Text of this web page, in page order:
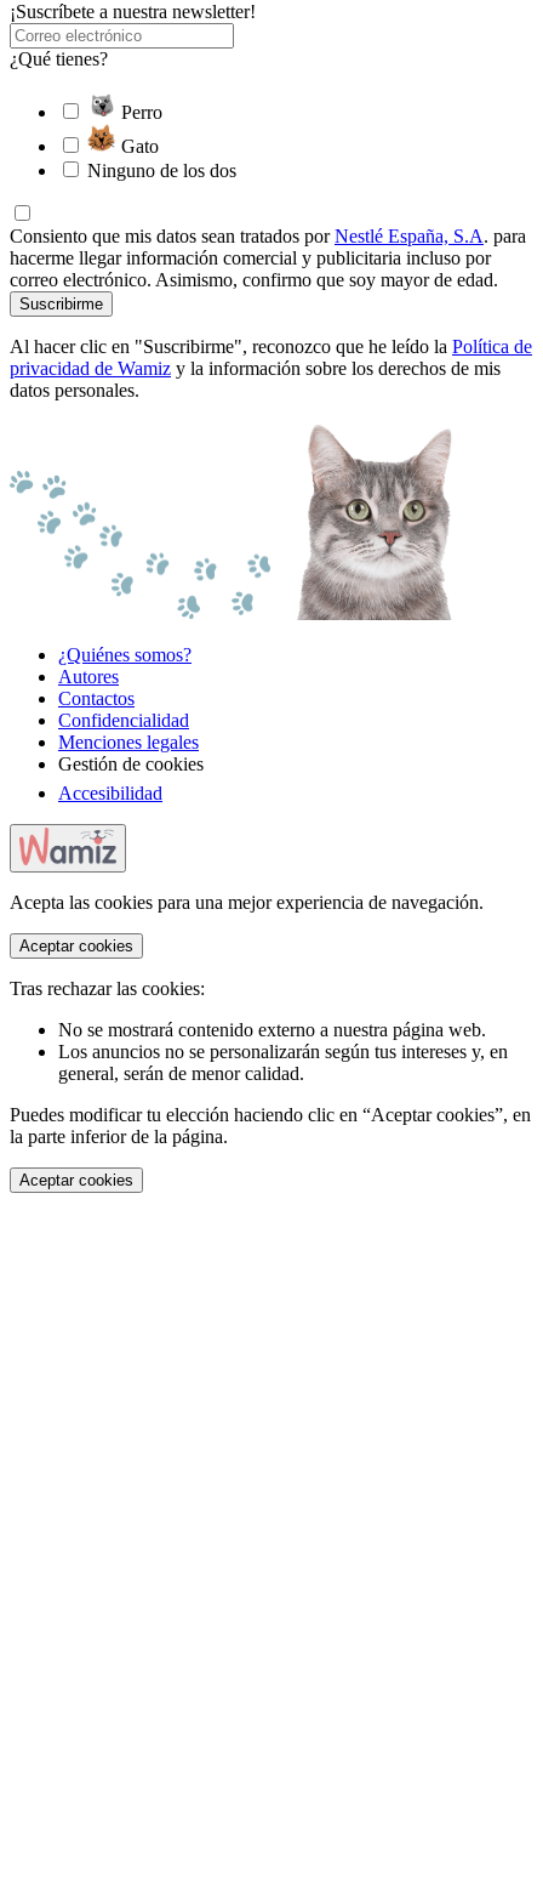
¡Suscríbete a nuestra newsletter!
¿Qué tienes?
Perro
Gato
Ninguno de los dos
Consiento que mis datos sean tratados porNestlé España, S.A. para
hacerme llegar información comercial y publicitaria incluso por
correo electrónico. Asimismo, confirmo que soy mayor de edad.
Suscribirme
Al hacer clic en "Suscribirme", reconozco que he leído la Política de
privacidad de Wamiz y la información sobre los derechos de mis
datos personales.
¿Quiénes somos?
Autores
Contactos
Confidencialidad
Menciones legales
Gestión de cookies
Accesibilidad
Acepta las cookies para una mejor experiencia de navegación.
Aceptar cookies
Tras rechazar las cookies:
No se mostrará contenido externo a nuestra página web.
Los anuncios no se personalizarán según tus intereses y, en
general, serán de menor calidad.
Puedes modificar tu elección haciendo clic en “Aceptar cookies”, en
la parte inferior de la página.
Aceptar cookies